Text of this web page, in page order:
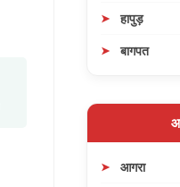
हापुड़
बागपत
आगरा